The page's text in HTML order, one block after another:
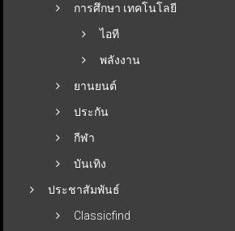
การศึกษา เทคโนโลยี
ไอที
พลังงาน
ยานยนต์
ประกัน
กีฬา
บันเทิง
ประชาสัมพันธ์
Classicfind